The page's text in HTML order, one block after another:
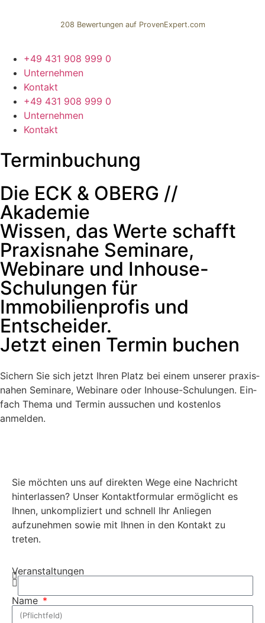
208 Bew­er­tun­gen auf ProvenExpert.com
+49 431 908 999 0
Unternehmen
Kon­takt
+49 431 908 999 0
Unternehmen
Kon­takt
Terminbuchung
Die ECK & OBERG //
Akademie
Wissen, das Werte schafft
Praxisnahe Seminare,
Webinare und Inhouse-
Schulungen für
Immobilienprofis und
Entscheider.
Jetzt einen Termin buchen
Sich­ern Sie sich jet­zt Ihren Platz bei einem unser­er prax­is­
na­hen Sem­i­nare, Webina­re oder Inhouse-Schu­lun­gen. Ein­
fach The­ma und Ter­min aus­suchen und kosten­los
anmelden.
Sie möcht­en uns auf direk­ten Wege eine Nachricht
hin­ter­lassen? Unser Kon­tak­t­for­mu­lar ermöglicht es
Ihnen, unkom­pliziert und schnell Ihr Anliegen
aufzunehmen sowie mit Ihnen in den Kon­takt zu
treten.
Ver­anstal­tun­gen
Name